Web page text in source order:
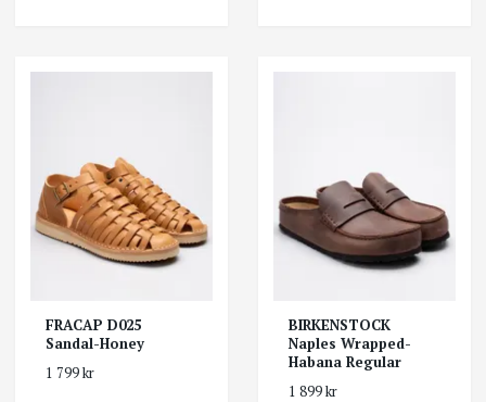
FRACAP D025
Sandal-Honey
1 799 kr
BIRKENSTOCK
Naples Wrapped-
Habana Regular
1 899 kr